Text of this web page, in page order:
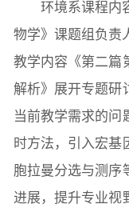
本科教育 研究生
科研概况 学术动
环境系课程内
物学》课题组负责
教学内容《第二篇
解析》展开专题研
当前教学需求的问
时方法，引入宏基
胞拉曼分选与测序
进展，提升专业视